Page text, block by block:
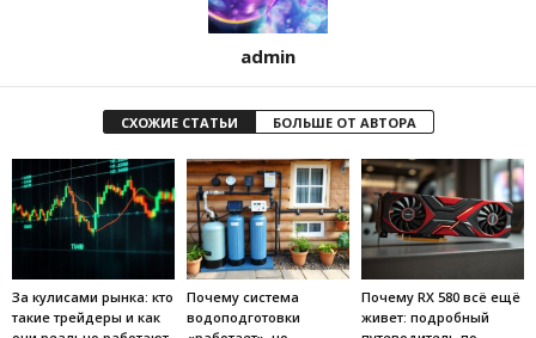
admin
СХОЖИЕ СТАТЬИ БОЛЬШЕ ОТ АВТОРА
За кулисами рынка: кто
такие трейдеры и как
Почему система
водоподготовки
Почему RX 580 всё ещё
живет: подробный